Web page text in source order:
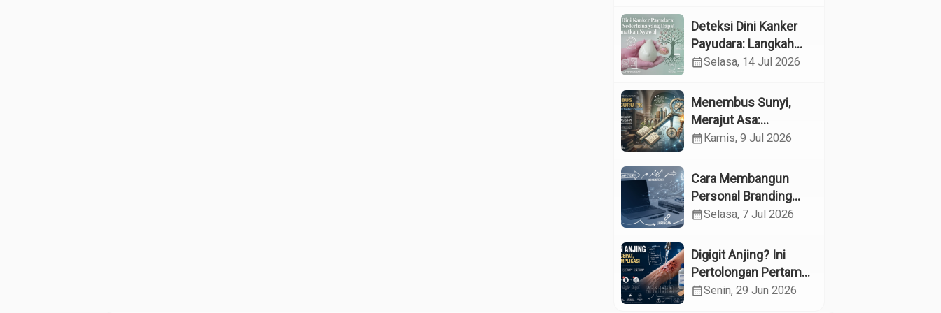
Reproduksi pada
Lansia melalui
Edukasi dan
Konseling di UPTD
Lanjut Usia Binjai
Deteksi Dini Kanker
Payudara: Langkah
Sederhana yang
Nyawa
calendar_monthSelasa, 14 Jul 2026
Menembus Sunyi,
Merajut Asa:
Menyelami Jantung
Pendidikan Khusus
calendar_monthKamis, 9 Jul 2026
Cara Membangun
Personal Branding
sebagai Dokter di Era
calendar_monthSelasa, 7 Jul 2026
Digigit Anjing? Ini
Pertolongan Pertama
yang Tepat dan Kapan
calendar_monthSenin, 29 Jun 2026